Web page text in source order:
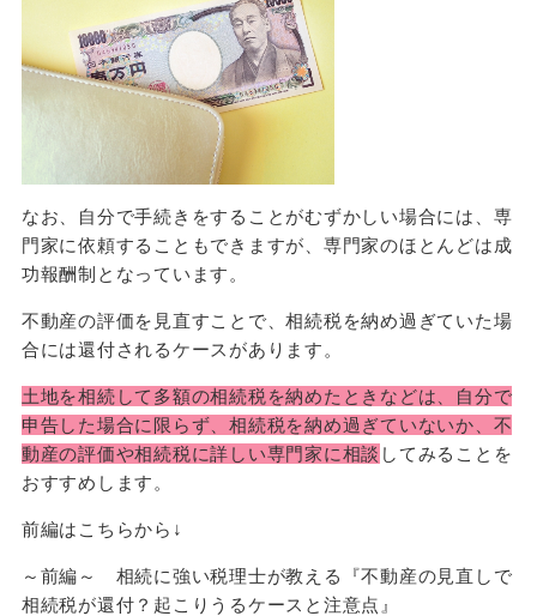
なお、⾃分で⼿続きをすることがむずかしい場合には、専
⾨家に依頼することもできますが、専⾨家のほとんどは成
功報酬制となっています。
不動産の評価を⾒直すことで、相続税を納め過ぎていた場
合には還付されるケースがあります。
⼟地を相続して多額の相続税を納めたときなどは、⾃分で
申告した場合に限らず、相続税を納め過ぎていないか、不
動産の評価や相続税に詳しい専⾨家に相談 してみることを
おすすめします。
前編はこちらから↓
～前編～ 相続に強い税理士が教える『不動産の見直しで
相続税が還付？起こりうるケースと注意点』